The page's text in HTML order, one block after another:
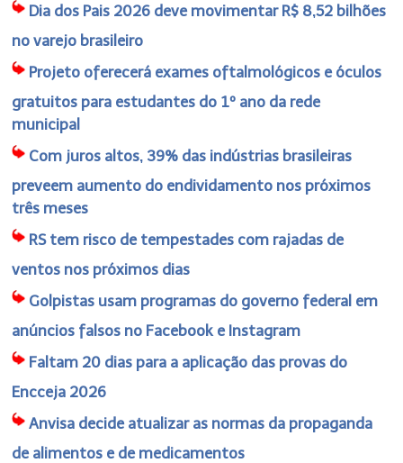
Dia dos Pais 2026 deve movimentar R$ 8,52 bilhões
no varejo brasileiro
Projeto oferecerá exames oftalmológicos e óculos
gratuitos para estudantes do 1º ano da rede
municipal
Com juros altos, 39% das indústrias brasileiras
preveem aumento do endividamento nos próximos
três meses
RS tem risco de tempestades com rajadas de
ventos nos próximos dias
Golpistas usam programas do governo federal em
anúncios falsos no Facebook e Instagram
Faltam 20 dias para a aplicação das provas do
Encceja 2026
Anvisa decide atualizar as normas da propaganda
de alimentos e de medicamentos